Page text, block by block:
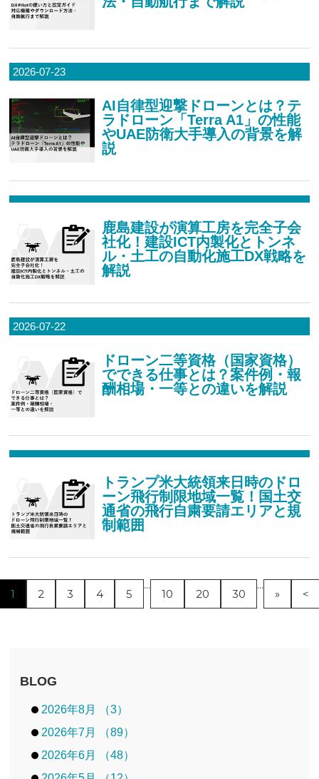
2026-07-23
AI自律型迎撃ドローンとは？テ
ラドローン「Terra A1」の性能
やUAE防衛大手導入の背景を解
説
鹿島建設が演算工房を完全子会
社化！建設ICT内製化とトンネ
ル・土工の自動化施工DX戦略を
解説
2026-07-22
ドローン二等資格（国家資格）
でできる仕事とは？案件例・報
酬相場・一等との違いを解説
トランプ米大統領来日時のドロ
ーン飛行制限地域一覧！国土交
通省の飛行自粛要請エリアと規
制範囲
1 2 3 4 5
...
10 20 30
...
» <
BLOG
2026年8月 （3）
2026年7月 （89）
2026年6月 （48）